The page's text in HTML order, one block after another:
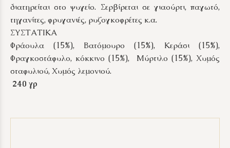
διατηρείται στο ψυγείο. Σερβίρεται σε γιαούρτι, παγωτό,
τηγανίτες, φρυγανιές, ρυζογκοφρέτες κ.α.
ΣΥΣΤΑΤΙΚΑ
Φράουλα (15%), Βατόμουρο (15%), Κεράσι (15%),
Φραγκοστάφυλο, κόκκινο (15%), Μύρτιλο (15%), Χυμός
σταφυλιού, Χυμός λεμονιού.
240 γρ